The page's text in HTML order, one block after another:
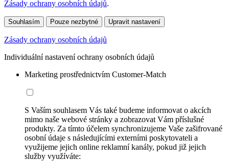
Zásady ochrany osobních údajů.
Souhlasím Pouze nezbytné Upravit nastavení
Zásady ochrany osobních údajů
Individuální nastavení ochrany osobních údajů
Marketing prostřednictvím Customer-Match
S Vaším souhlasem Vás také budeme informovat o akcích
mimo naše webové stránky a zobrazovat Vám příslušné
produkty. Za tímto účelem synchronizujeme Vaše zašifrované
osobní údaje s následujícími externími poskytovateli a
využijeme jejich online reklamní kanály, pokud již jejich
služby využíváte: